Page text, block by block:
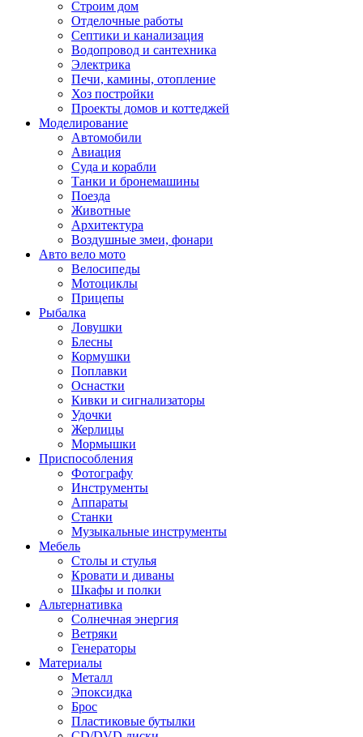
Строим дом
Отделочные работы
Септики и канализация
Водопровод и сантехника
Электрика
Печи, камины, отопление
Хоз постройки
Проекты домов и коттеджей
Моделирование
Автомобили
Авиация
Суда и корабли
Танки и бронемашины
Поезда
Животные
Архитектура
Воздушные змеи, фонари
Авто вело мото
Велосипеды
Мотоциклы
Прицепы
Рыбалка
Ловушки
Блесны
Кормушки
Поплавки
Оснастки
Кивки и сигнализаторы
Удочки
Жерлицы
Мормышки
Приспособления
Фотографу
Инструменты
Аппараты
Станки
Музыкальные инструменты
Мебель
Столы и стулья
Кровати и диваны
Шкафы и полки
Альтернативка
Солнечная энергия
Ветряки
Генераторы
Материалы
Металл
Эпоксидка
Брос
Пластиковые бутылки